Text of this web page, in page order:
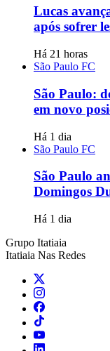
Lucas
após sofrer
Há 21 horas
São Paulo FC
São Paulo:
em novo
Há 1 dia
São Paulo FC
São Paulo
Domingos
Há 1 dia
Grupo Itatiaia
Itatiaia Nas Redes